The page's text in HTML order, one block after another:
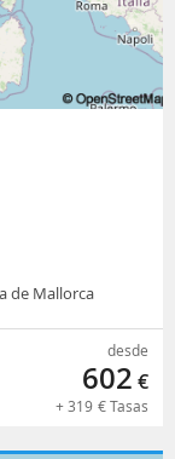
de Mallorca
desde
602 €
+319 €Tasas